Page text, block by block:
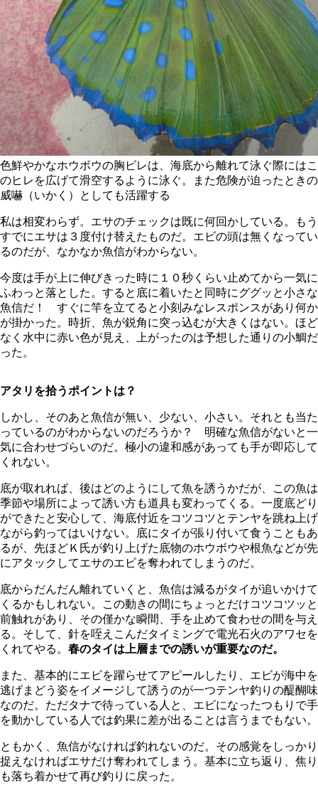
色鮮やかなホウボウの胸ビレは、海底から離れて泳ぐ際にはこ
のヒレを広げて滑空するように泳ぐ。また危険が迫ったときの
威嚇（いかく）としても活躍する
私は相変わらず。エサのチェックは既に何回かしている。もう
すでにエサは３度付け替えたものだ。エビの頭は無くなってい
るのだが、なかなか魚信がわからない。
今度は手が上に伸びきった時に１０秒くらい止めてから一気に
ふわっと落とした。すると底に着いたと同時にググッと小さな
魚信だ！ すぐに竿を立てると小刻みなレスポンスがあり何か
が掛かった。時折、魚が鋭角に突っ込むが大きくはない。ほど
なく水中に赤い色が見え、上がったのは予想した通りの小鯛だ
った。
アタリを拾うポイントは？
しかし、そのあと魚信が無い、少ない、小さい。それとも当た
っているのがわからないのだろうか？ 明確な魚信がないと一
気に合わせづらいのだ。極小の違和感があっても手が即応して
くれない。
底が取れれば、後はどのようにして魚を誘うかだが、この魚は
季節や場所によって誘い方も道具も変わってくる。一度底どり
ができたと安心して、海底付近をコツコツとテンヤを跳ね上げ
ながら釣ってはいけない。底にタイが張り付いて食うこともあ
るが、先ほどＫ氏が釣り上げた底物のホウボウや根魚などが先
にアタックしてエサのエビを奪われてしまうのだ。
底からだんだん離れていくと、魚信は減るがタイが追いかけて
くるかもしれない。この動きの間にちょっとだけコツコツッと
前触れがあり、その僅かな瞬間、手を止めて食わせの間を与え
る。そして、針を咥えこんだタイミングで電光石火のアワセを
くれてやる。 春のタイは上層までの誘いが重要なのだ。
また、基本的にエビを躍らせてアピールしたり、エビが海中を
逃げまどう姿をイメージして誘うのが一つテンヤ釣りの醍醐味
なのだ。ただタナで待っている人と、エビになったつもりで手
を動かしている人では釣果に差が出ることは言うまでもない。
ともかく、魚信がなければ釣れないのだ。その感覚をしっかり
捉えなければエサだけ奪われてしまう。基本に立ち返り、焦り
も落ち着かせて再び釣りに戻った。